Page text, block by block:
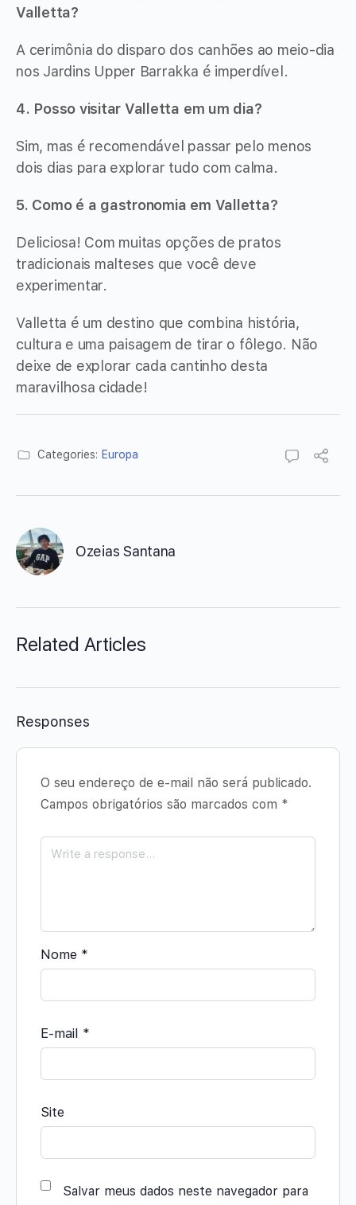
Valletta?
A cerimônia do disparo dos canhões ao meio-dia
nos Jardins Upper Barrakka é imperdível.
4. Posso visitar Valletta em um dia?
Sim, mas é recomendável passar pelo menos
dois dias para explorar tudo com calma.
5. Como é a gastronomia em Valletta?
Deliciosa! Com muitas opções de pratos
tradicionais malteses que você deve
experimentar.
Valletta é um destino que combina história,
cultura e uma paisagem de tirar o fôlego. Não
deixe de explorar cada cantinho desta
maravilhosa cidade!
Categories: Europa
Ozeias Santana
Related Articles
Responses
O seu endereço de e-mail não será publicado.
Campos obrigatórios são marcados com *
Nome *
E-mail *
Site
Salvar meus dados neste navegador para